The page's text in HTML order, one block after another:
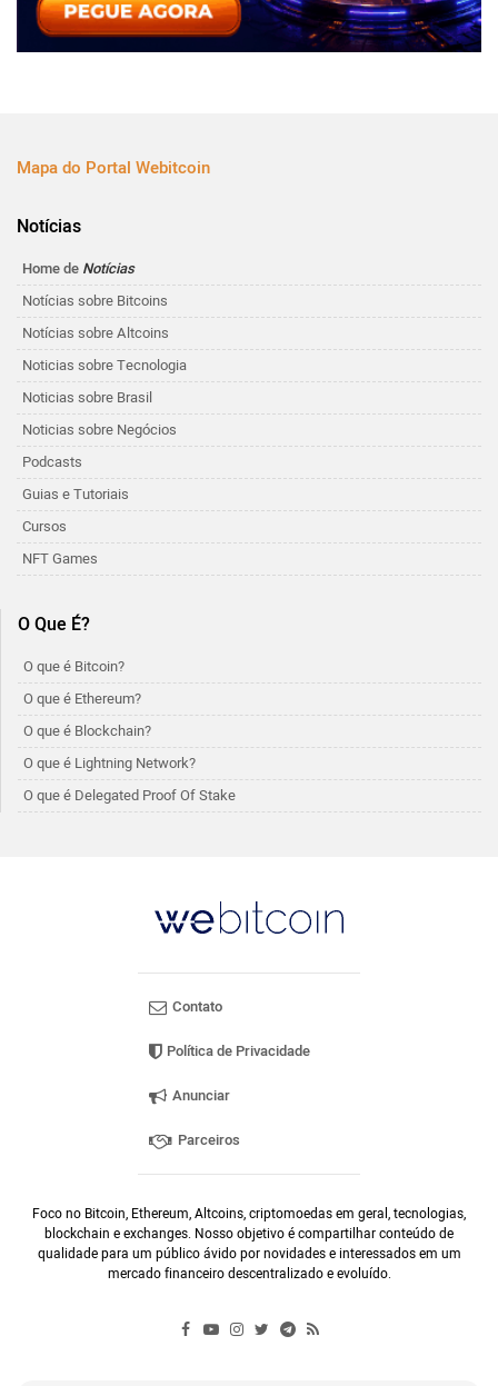
Mapa do Portal Webitcoin
Notícias
Home de Notícias
Notícias sobre Bitcoins
Notícias sobre Altcoins
Noticias sobre Tecnologia
Noticias sobre Brasil
Noticias sobre Negócios
Podcasts
Guias e Tutoriais
Cursos
NFT Games
O Que É?
O que é Bitcoin?
O que é Ethereum?
O que é Blockchain?
O que é Lightning Network?
O que é Delegated Proof Of Stake
Contato
Política de Privacidade
Anunciar
Parceiros
Foco no Bitcoin, Ethereum, Altcoins, criptomoedas em geral, tecnologias,
blockchain e exchanges. Nosso objetivo é compartilhar conteúdo de
qualidade para um público ávido por novidades e interessados em um
mercado financeiro descentralizado e evoluído.